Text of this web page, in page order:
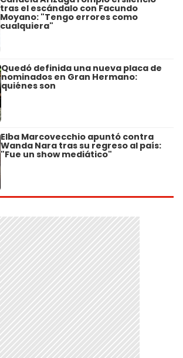
tras el escándalo con Facundo
Moyano: "Tengo errores como
cualquiera"
Quedó definida una nueva placa de
nominados en Gran Hermano:
quiénes son
Elba Marcovecchio apuntó contra
Wanda Nara tras su regreso al país:
"Fue un show mediático"